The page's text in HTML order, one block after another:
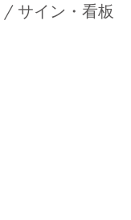
サイン・看板